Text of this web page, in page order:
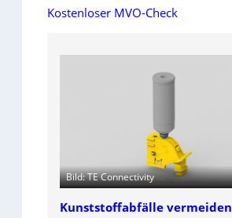
Kostenloser MVO-Check
Bild: TE Connectivity
Kunststoffabfälle vermeiden